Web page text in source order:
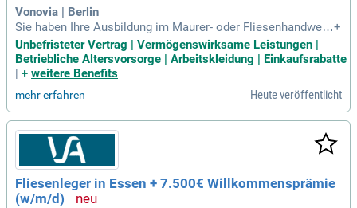
Vonovia | Berlin
Sie haben Ihre Ausbildung im Maurer- oder Fliesenhandwerk
erfolgreich abgeschlossen und bringen umfassende Meister
kenntnisse mit? Wenn Sie mehrjährige Berufserfahrung und
Fähigkeiten in der Mitarbeiterführung nachweisen können, si
0 Unternehmen bietet Ihnen einen zukunftssicheren, unbefri
steten Arbeitsvertrag sowie ein attraktives monatliches Fes
tgehalt. Profitieren Sie von Jahresprämien, unserem Aktienp
rogramm und einem Mitarbeiter-werben-Mitarbeiter-Progra
mm. Zusätzlich erwarten Sie umfangreiche Sozialleistungen
wie eine betriebliche Altersvorsorge und Gruppenunfallversi
cherung. Nutzen Sie moderne Arbeitsmittel und innovative
Abläufe in einem ansprechenden Arbeitsumfeld!
+
Unbefristeter Vertrag | Vermögenswirksame Leistungen |
Betriebliche Altersvorsorge | Arbeitskleidung | Einkaufsrabatte
| + weitere Benefits
mehr erfahren Heute veröffentlicht
Fliesenleger in Essen + 7.500€ Willkommensprämie
(w/m/d)